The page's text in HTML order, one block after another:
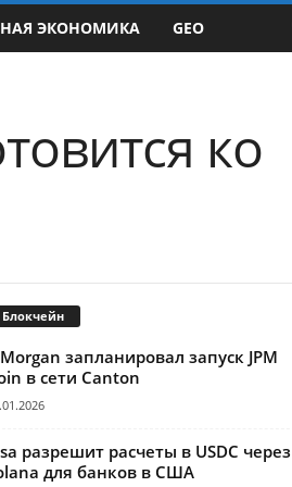
ЭКОНОМИКА GEO
ко
Блокчейн
запланировал запуск JPM
в сети Canton
разрешит расчеты в USDC через
для банков в США